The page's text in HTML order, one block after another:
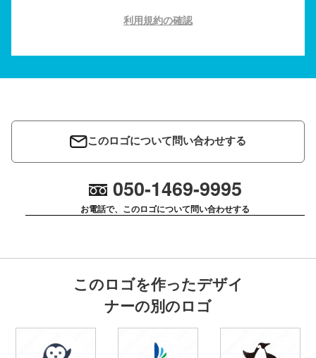
利用規約の確認
このロゴについて問い合わせする
050-1469-9995
お電話で、このロゴについて問い合わせする
このロゴを作ったデザイ
ナーの別のロゴ